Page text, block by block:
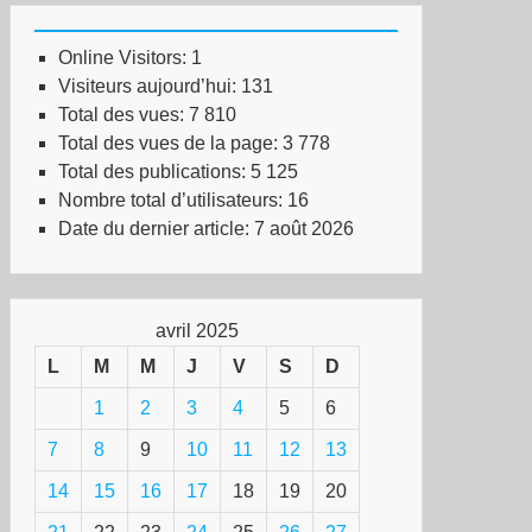
:
Online Visitors: 1
Visiteurs aujourd’hui: 131
Total des vues: 7 810
Total des vues de la page: 3 778
Total des publications: 5 125
Nombre total d’utilisateurs: 16
Date du dernier article: 7 août 2026
avril 2025
L
M M J V S D
1 2 3 4 5 6
7 8 9 10 11 12 13
14 15 16 17 18 19 20